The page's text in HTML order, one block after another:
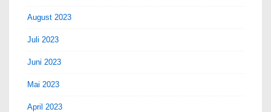
August 2023
Juli 2023
Juni 2023
Mai 2023
April 2023